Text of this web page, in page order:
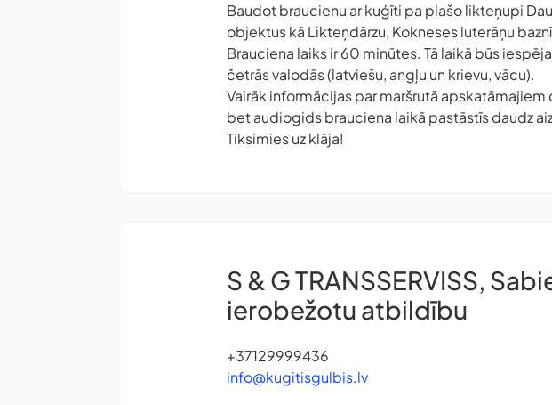
Baudot braucienu ar kuģīti pa plašo likteņupi
objektus kā Likteņdārzu, Kokneses luterāņu
Brauciena laiks ir 60 minūtes. Tā laikā būs
četrās valodās (latviešu, angļu un krievu, vācu).
Vairāk informācijas par maršrutā
bet audiogids brauciena laikā pastāstīs daudz
Tiksimies uz klāja!
S & G TRANSSERVISS,
ierobežotu atbildību
+37129999436
info@kugitisgulbis.lv